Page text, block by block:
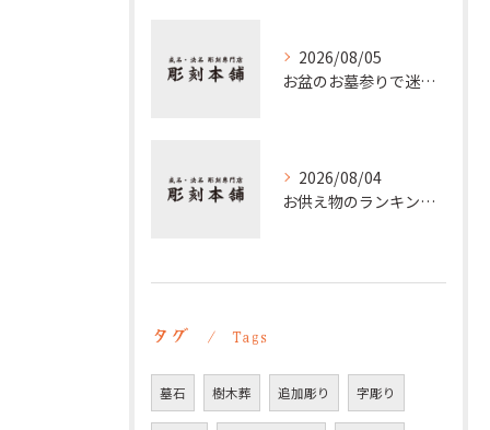
2026/08/05
お盆のお墓参りで迷わない時間帯の選び方と夕方参拝の注意点
2026/08/04
お供え物のランキングから選ぶ実用性とマナーを両立する贈り方ガイド
タグ Tags
墓石 樹木葬 追加彫り 字彫り